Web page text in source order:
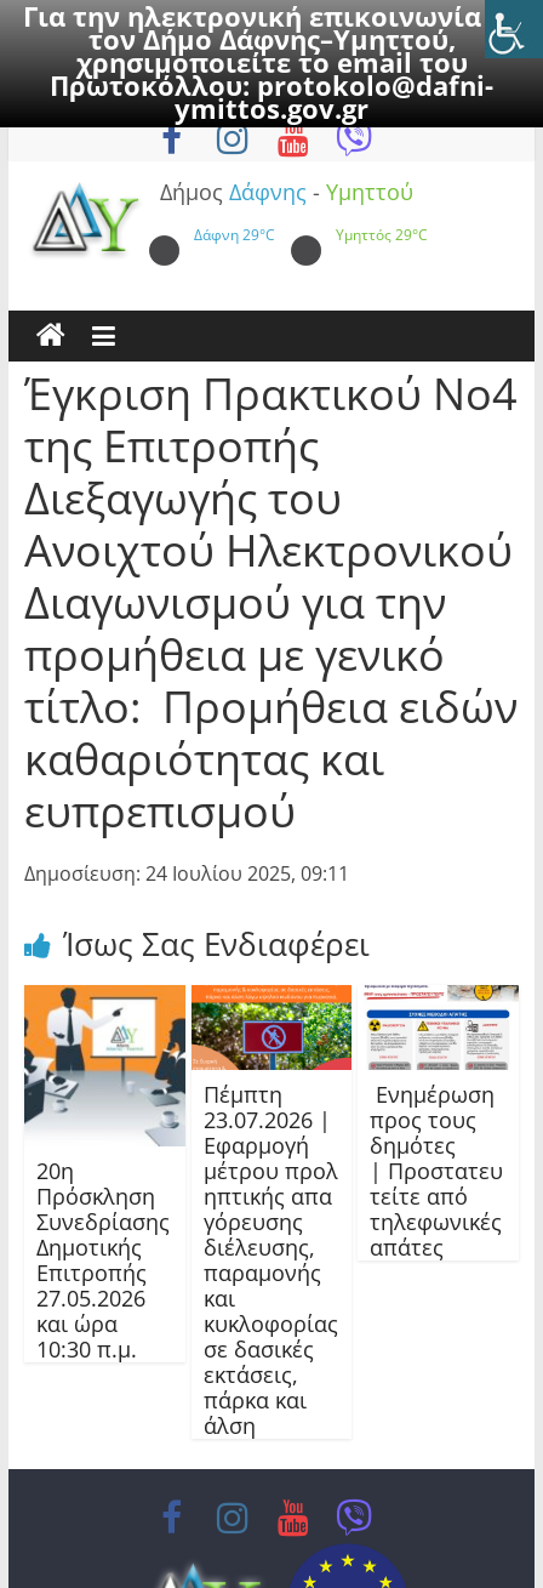
Για την ηλεκτρονική επικοινωνία με
τον Δήμο Δάφνης–Υμηττού,
χρησιμοποιείτε το email του
Πρωτοκόλλου:protokolo@dafni-
ymittos.gov.gr
to
Παρασκευή, 7 Αυγούστου 2026
Δήμος Δάφνης - Υμηττού
Δάφνη29°C Υμηττός29°C
Έγκριση Πρακτικού Νο4
της Επιτροπής
Διεξαγωγής του
Ανοιχτού Ηλεκτρονικού
Διαγωνισμού για την
προμήθεια με γενικό
τίτλο: Προμήθεια ειδών
καθαριότητας και
ευπρεπισμού
Δημοσίευση: 24 Ιουλίου 2025, 09:11
Ίσως Σας Ενδιαφέρει
20η
Πρόσκληση
Συνεδρίασης
Δημοτικής
Επιτροπής
27.05.2026
και ώρα
10:30 π.μ.
Πέμπτη
23.07.2026 |
Εφαρμογή
μέτρου προλ
ηπτικής απα
γόρευσης
διέλευσης,
παραμονής
και
κυκλοφορίας
σε δασικές
εκτάσεις,
πάρκα και
άλση
Ενημέρωση
προς τους
δημότες
| Προστατευ
τείτε από
τηλεφωνικές
απάτες